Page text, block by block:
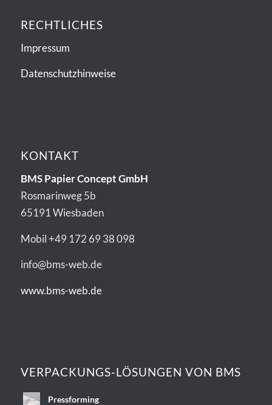
RECHTLICHES
Impressum
Datenschutzhinweise
KONTAKT
BMS Papier Concept GmbH
Rosmarinweg 5b
65191 Wiesbaden
Mobil +49 172 69 38 098
info@bms-web.de
www.bms-web.de
VERPACKUNGS-LÖSUNGEN VON BMS
Pressforming